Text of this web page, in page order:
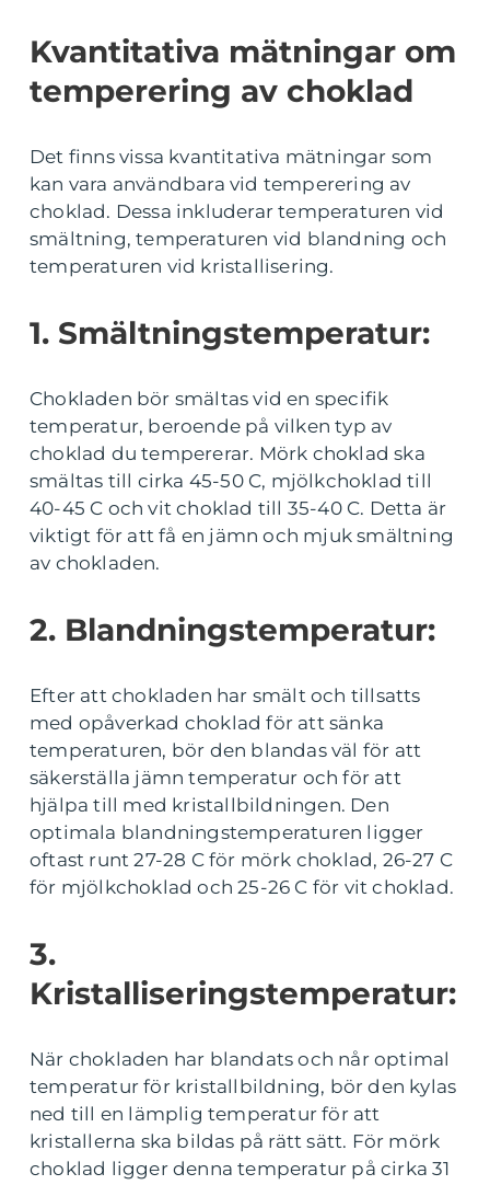
Kvantitativa mätningar om
temperering av choklad
Det finns vissa kvantitativa mätningar som
kan vara användbara vid temperering av
choklad. Dessa inkluderar temperaturen vid
smältning, temperaturen vid blandning och
temperaturen vid kristallisering.
1. Smältningstemperatur:
Chokladen bör smältas vid en specifik
temperatur, beroende på vilken typ av
choklad du tempererar. Mörk choklad ska
smältas till cirka 45-50 C, mjölkchoklad till
40-45 C och vit choklad till 35-40 C. Detta är
viktigt för att få en jämn och mjuk smältning
av chokladen.
2. Blandningstemperatur:
Efter att chokladen har smält och tillsatts
med opåverkad choklad för att sänka
temperaturen, bör den blandas väl för att
säkerställa jämn temperatur och för att
hjälpa till med kristallbildningen. Den
optimala blandningstemperaturen ligger
oftast runt 27-28 C för mörk choklad, 26-27 C
för mjölkchoklad och 25-26 C för vit choklad.
3.
Kristalliseringstemperatur:
När chokladen har blandats och når optimal
temperatur för kristallbildning, bör den kylas
ned till en lämplig temperatur för att
kristallerna ska bildas på rätt sätt. För mörk
choklad ligger denna temperatur på cirka 31